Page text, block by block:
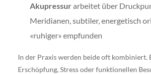
Akupressurarbeitet über
Meridianen, subtiler, energetisch
«ruhiger» empfunden
In der Praxis werden beide oft kombiniert.
Erschöpfung, Stress oder funktionellen